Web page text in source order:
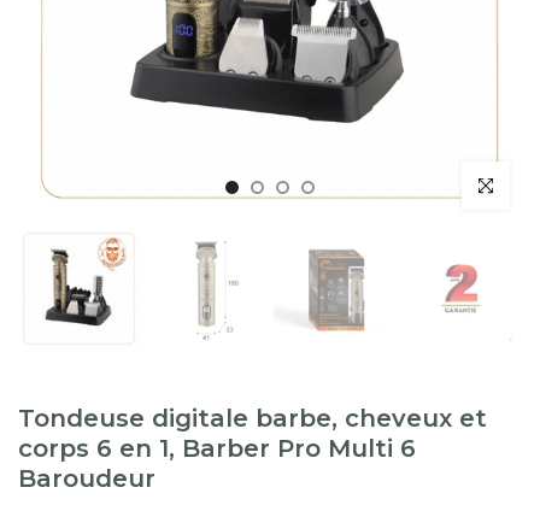
Tondeuse digitale barbe, cheveux et
corps 6 en 1, Barber Pro Multi 6
Baroudeur